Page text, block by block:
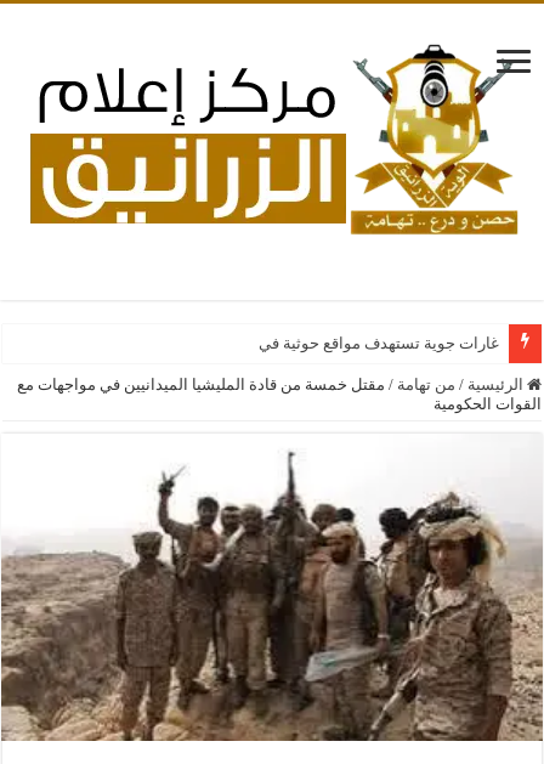
غارات جوية تستهدف مواقع حوثية في صنعاء
الرئيسية / من تهامة / مقتل خمسة من قادة المليشيا الميدانيين في مواجهات مع
القوات الحكومية